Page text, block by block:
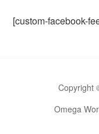
[custom-facebook-
Copyright
Omega